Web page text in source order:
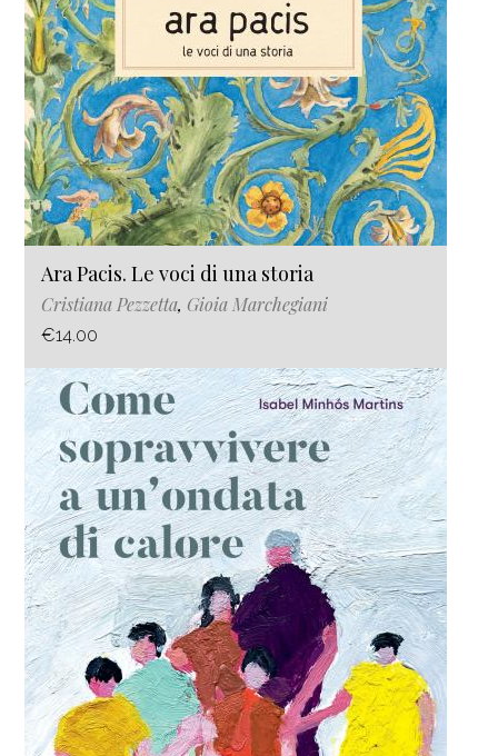
Ara Pacis. Le voci di una storia
Cristiana Pezzetta, Gioia Marchegiani
€14.00